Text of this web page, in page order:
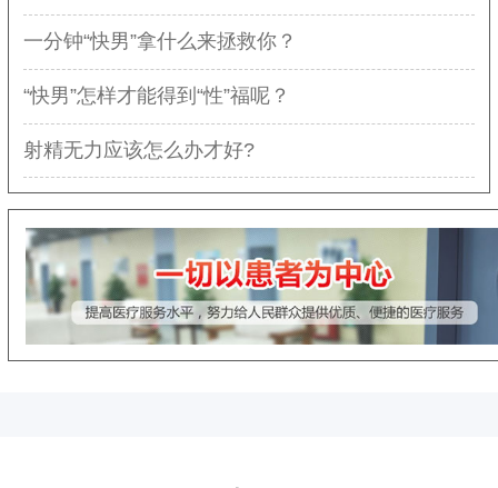
一分钟“快男”拿什么来拯救你？
“快男”怎样才能得到“性”福呢？
射精无力应该怎么办才好?